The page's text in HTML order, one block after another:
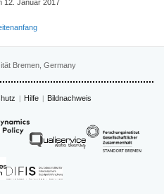
12. Januar 2017
Bremen, Germany
Hilfe Bildnachweis